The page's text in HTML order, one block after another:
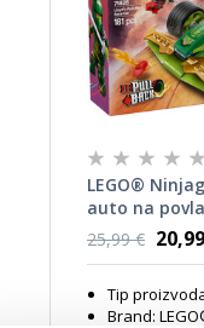
LEGO®
auto na
25,99 €
Tip
Brand: